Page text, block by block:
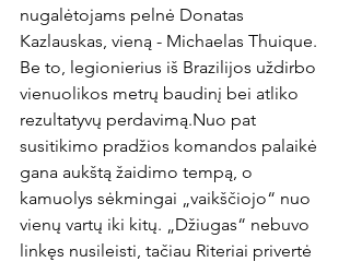
nugalėtojams pelnė Donatas
Kazlauskas, vieną - Michaelas Thuique.
Be to, legionierius iš Brazilijos uždirbo
vienuolikos metrų baudinį bei atliko
rezultatyvų perdavimą.Nuo pat
susitikimo pradžios komandos palaikė
gana aukštą žaidimo tempą, o
kamuolys sėkmingai „vaikščiojo“ nuo
vienų vartų iki kitų. „Džiugas“ nebuvo
linkęs nusileisti, tačiau Riteriai privertė